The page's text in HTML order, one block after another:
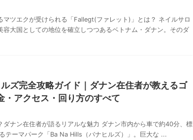
マツエクが受けられる「Fallegt(ファレット)」とは？ ネイルサロ
容大国としての地位を確立しつつあるベトナム・ダナン。そのダ
ズ完全攻略ガイド｜ダナン在住者が教えるゴ
・アクセス・回り方のすべて
ダナン在住者が語るリアルな魅力 ダナン市内から車で約40分、標
テーマパーク「Ba Na Hills（バナヒルズ）」。巨大な ...